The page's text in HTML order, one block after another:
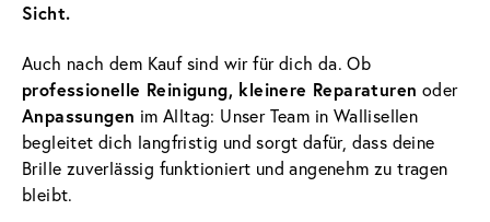
Sicht.
Auch nach dem Kauf sind wir für dich da. Ob
professionelle Reinigung, kleinere Reparaturen oder
Anpassungen im Alltag: Unser Team in Wallisellen
begleitet dich langfristig und sorgt dafür, dass deine
Brille zuverlässig funktioniert und angenehm zu tragen
bleibt.